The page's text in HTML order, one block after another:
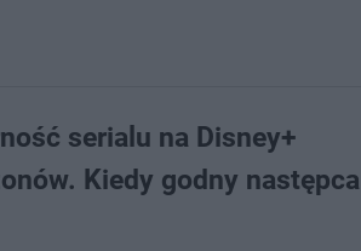
serialu na Disney+
Kiedy godny następca